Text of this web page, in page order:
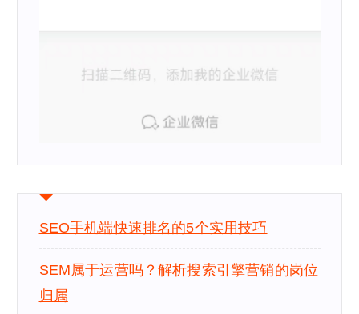
SEO手机端快速排名的5个实用技巧
SEM属于运营吗？解析搜索引擎营销的岗位
归属